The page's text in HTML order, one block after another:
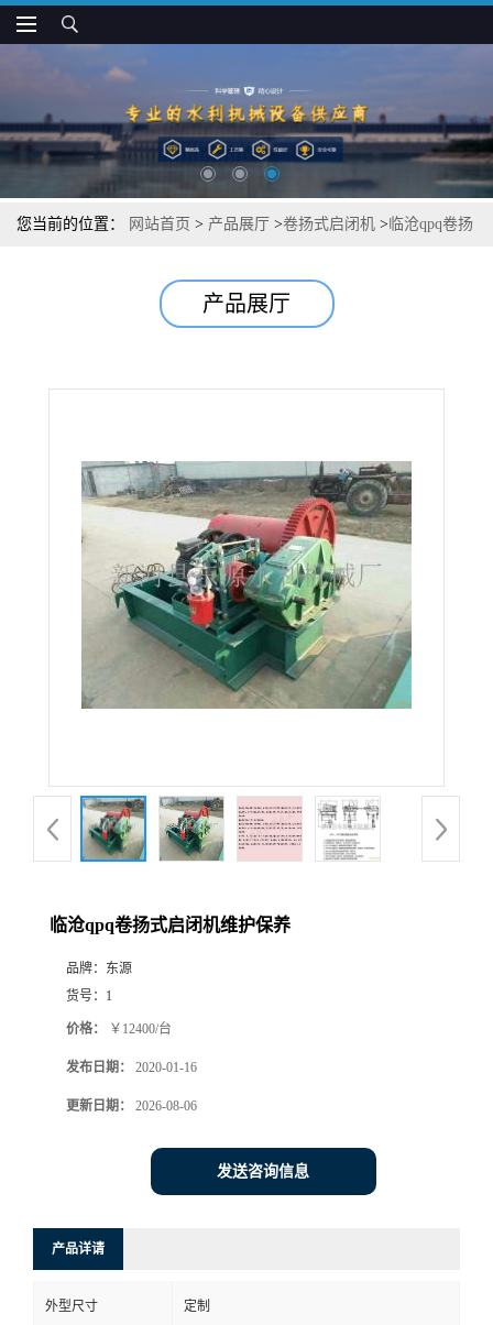
您当前的位置： 网站首页 > 产品展厅 >卷扬式启闭机 > 临沧qpq卷扬
产品展厅
临沧qpq卷扬式启闭机维护保养
品牌： 东源
货号： 1
价格： ￥12400/台
发布日期： 2020-01-16
更新日期： 2026-08-06
发送咨询信息
产品详请
外型尺寸 定制